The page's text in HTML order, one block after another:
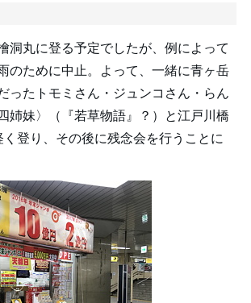
洞丸に登る予定でしたが、例によって
のために中止。よって、一緒に青ヶ岳
ったトモミさん・ジュンコさん・らん
姉妹〉（『若草物語』？）と江戸川橋
登り、その後に残念会を行うことに